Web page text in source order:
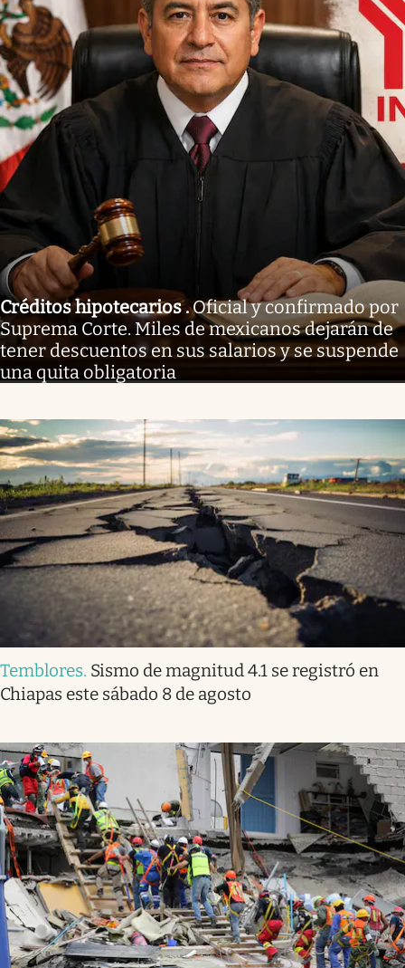
Créditos hipotecarios.Oficial y confirmado por
Suprema Corte. Miles de mexicanos dejarán de
tener descuentos en sus salarios y se suspende
una quita obligatoria
Temblores. Sismo de magnitud 4.1 se registró en
Chiapas este sábado 8 de agosto